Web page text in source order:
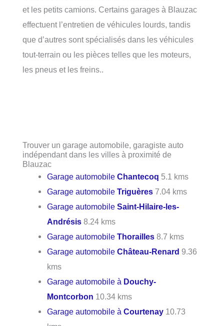
et les petits camions. Certains garages à Blauzac
effectuent l’entretien de véhicules lourds, tandis
que d’autres sont spécialisés dans les véhicules
tout-terrain ou les pièces telles que les moteurs,
les pneus et les freins..
Trouver un garage automobile, garagiste auto
indépendant dans les villes à proximité de
Blauzac
Garage automobileChantecoq 5.1 kms
Garage automobileTriguères 7.04 kms
Garage automobileSaint-Hilaire-les-
Andrésis 8.24 kms
Garage automobileThorailles 8.7 kms
Garage automobileChâteau-Renard 9.36
kms
Garage automobile à Douchy-
Montcorbon 10.34 kms
Garage automobile àCourtenay 10.73